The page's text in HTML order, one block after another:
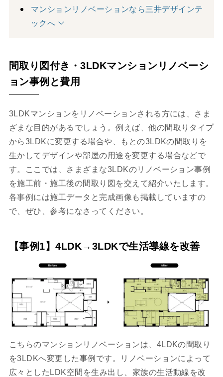
マンションリノベーションなら三井デザインテ
ックへ
間取り図付き・3LDKマンションリノベーシ
ョン事例と費用
3LDKマンションをリノベーションされる方には、さま
ざまな目的があるでしょう。例えば、他の間取りタイプ
から3LDKに変更する場合や、もとの3LDKの間取りを
生かしてデザインや部屋の用途を変更する場合などで
す。ここでは、さまざまな3LDKのリノベーション事例
を施工前・施工後の間取り図を交えて紹介いたします。
各事例には施工データと完成画像も掲載していますの
で、ぜひ、参考になさってください。
【事例1】4LDK→3LDKで生活導線を改善
こちらのマンションリノベーションは、4LDKの間取り
を3LDKへ変更した事例です。リノベーションによって
広々としたLDK空間を生み出し、家族の生活動線を改